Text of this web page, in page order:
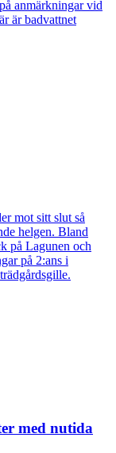
anmärkningar vid
är badvattnet
mot sitt slut så
helgen. Bland
på Lagunen och
på 2:ans i
med nutida